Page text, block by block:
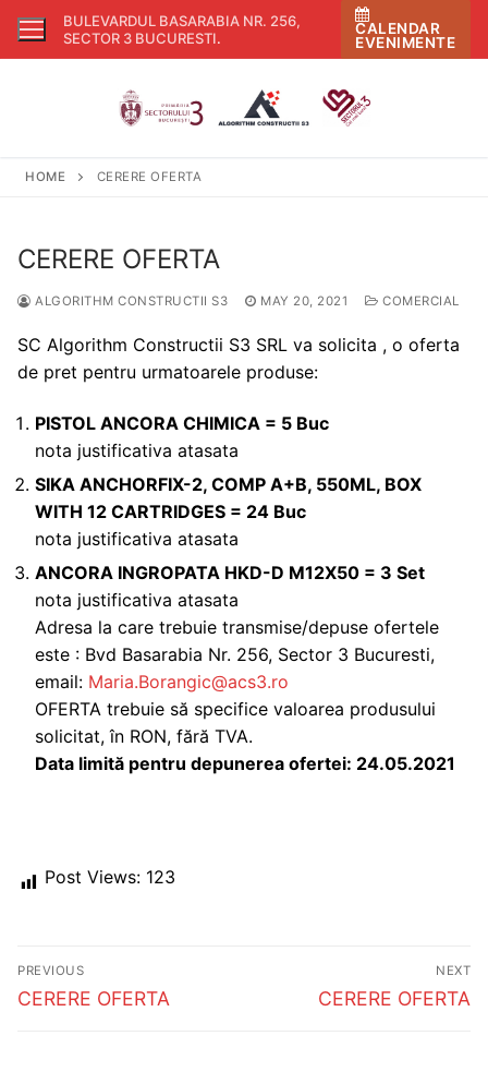
Skip
BULEVARDUL BASARABIA NR. 256,
SECTOR 3 BUCURESTI.
CALENDAR
EVENIMENTE
HOME CERERE OFERTA
CERERE OFERTA
ALGORITHM CONSTRUCTII S3 MAY 20, 2021 COMERCIAL
SC Algorithm Constructii S3 SRL va solicita , o oferta
de pret pentru urmatoarele produse:
PISTOL ANCORA CHIMICA = 5 Buc
nota justificativa atasata
SIKA ANCHORFIX-2, COMP A+B, 550ML, BOX
WITH 12 CARTRIDGES = 24 Buc
nota justificativa atasata
ANCORA INGROPATA HKD-D M12X50 = 3 Set
nota justificativa atasata
Adresa la care trebuie transmise/depuse ofertele
este : Bvd Basarabia Nr. 256, Sector 3 Bucuresti,
email: Maria.Borangic@acs3.ro
OFERTA trebuie să specifice valoarea produsului
solicitat, în RON, fără TVA.
Data limită pentru depunerea ofertei: 24.05.2021
Post Views: 123
Post
navigation
PREVIOUS
Previous
CERERE OFERTA
NEXT
Next
CERERE OFERTA